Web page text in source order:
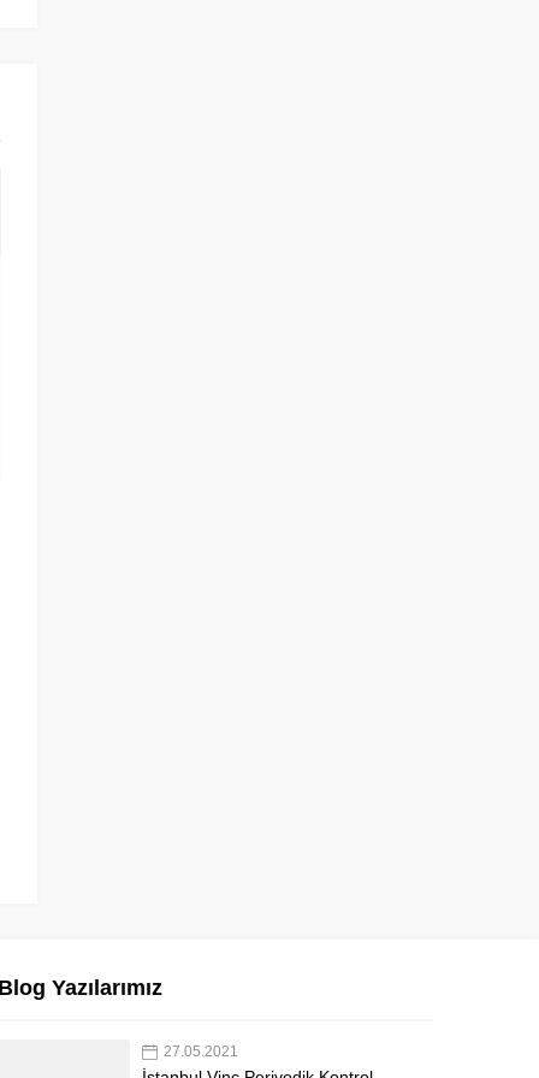
Blog Yazılarımız
27.05.2021